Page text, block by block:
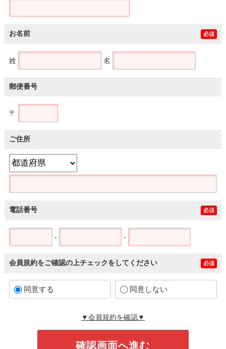
お名前 必須
姓 名
郵便番号
〒
ご住所
電話番号 必須
- -
会員規約をご確認の上チェックをしてください 必須
同意する 同意しない
▼会員規約を確認▼